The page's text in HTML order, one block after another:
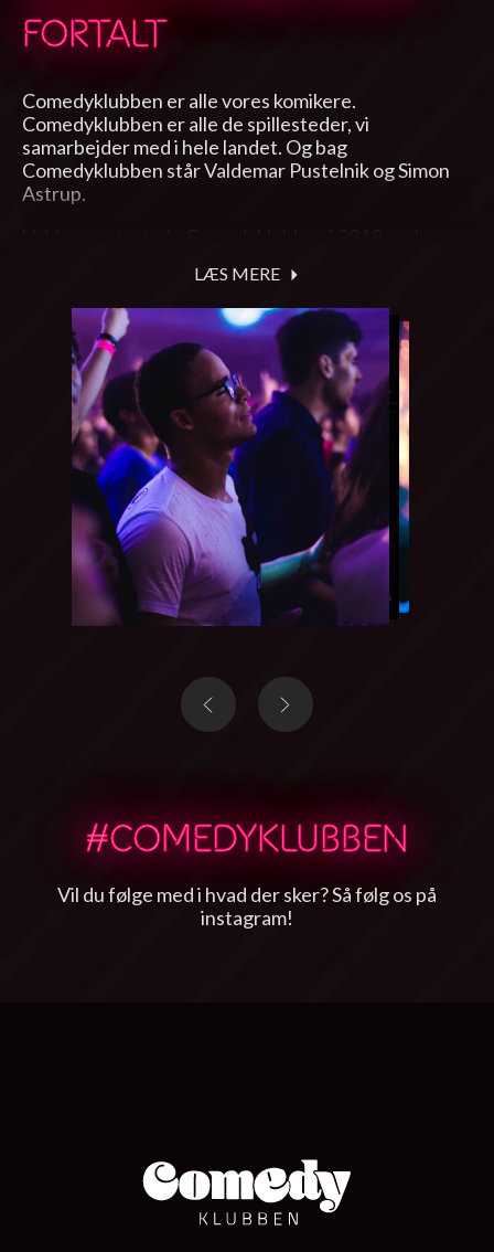
FORTALT
Comedyklubben er alle vores komikere.
Comedyklubben er alle de spillesteder, vi
samarbejder med i hele landet. Og bag
Comedyklubben står Valdemar Pustelnik og Simon
Astrup.
nogle megasjove aftener. Vennen Simon Astrup blev
hevet ind i begyndelsen af 2019 til bruge sin
virksomhedserfaring og for at hjælpe i
maskinrummet bag Comedyklubben…
Kontakt
LÆS MERE
#COMEDYKLUBBEN
Vil du følge med i hvad der sker? Så følg os på
instagram!